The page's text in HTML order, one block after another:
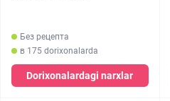
Без рецепта
в 175 dorixonalarda
Dorixonalardagi narxlar